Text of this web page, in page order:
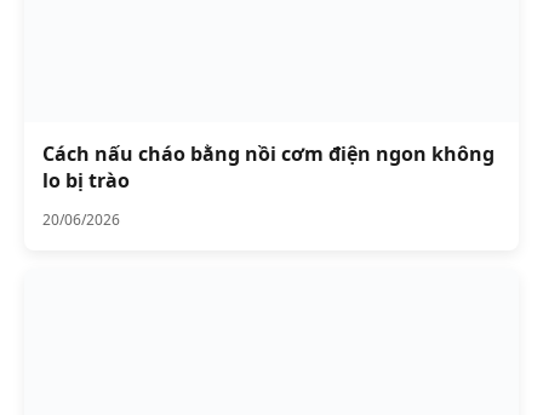
Cách nấu cháo bằng nồi cơm điện ngon không
lo bị trào
20/06/2026